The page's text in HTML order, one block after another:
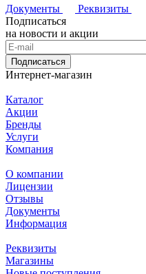
Документы
Реквизиты
Подписаться
на новости и акции
Подписаться
Интернет-магазин
Каталог
Акции
Бренды
Услуги
Компания
О компании
Лицензии
Отзывы
Документы
Информация
Реквизиты
Магазины